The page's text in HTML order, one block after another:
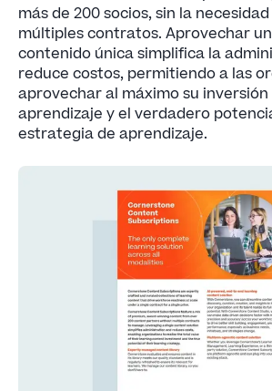
más de 200 socios, sin la
múltiples contratos. Aprovechar
contenido única simplifica la
reduce costos, permitiendo a las
aprovechar al máximo su
aprendizaje y el verdadero
estrategia de aprendizaje.